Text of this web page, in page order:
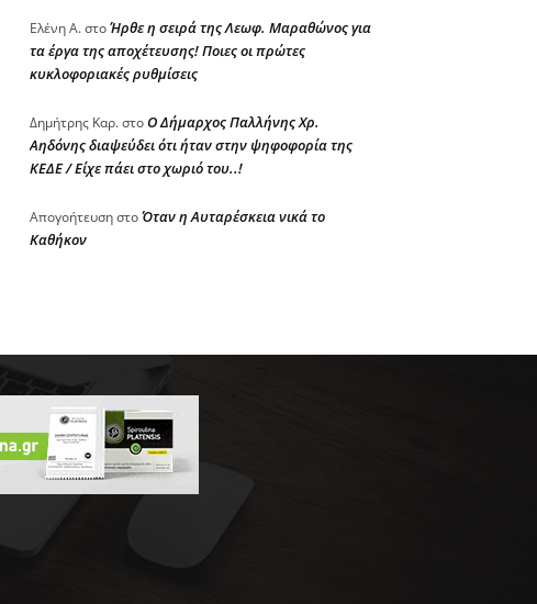
Ελένη Α.στοΉρθε η σειρά της Λεωφ. Μαραθώνος για
τα έργα της αποχέτευσης! Ποιες οι πρώτες
κυκλοφοριακές ρυθμίσεις
Δημήτρης Καρ.στοΟ Δήμαρχος Παλλήνης Χρ.
Αηδόνης διαψεύδει ότι ήταν στην ψηφοφορία της
ΚΕΔΕ / Είχε πάει στο χωριό του..!
ΑπογοήτευσηστοΌταν η Αυταρέσκεια νικά το
Καθήκον